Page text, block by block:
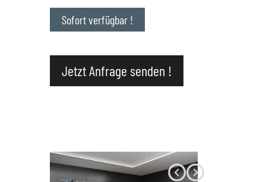
Impressum
Sofort verfügbar !
Jetzt Anfrage senden !